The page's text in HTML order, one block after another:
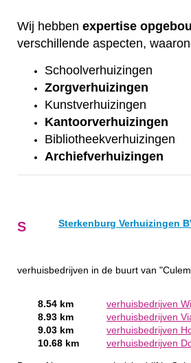
Wij hebben expertise
verschillende aspecten,
Schoolverhuizingen
Zorgverhuizingen
Kunstverhuizingen
Kantoorverhuizingen
Bibliotheekverhuizingen
Archiefverhuizingen
S Sterkenburg Verhuizingen
verhuisbedrijven in de buurt van
8.54 km
verhuisbedrijven
8.93 km
verhuisbedrijven
9.03 km
verhuisbedrijven
10.68 km
verhuisbedrijven